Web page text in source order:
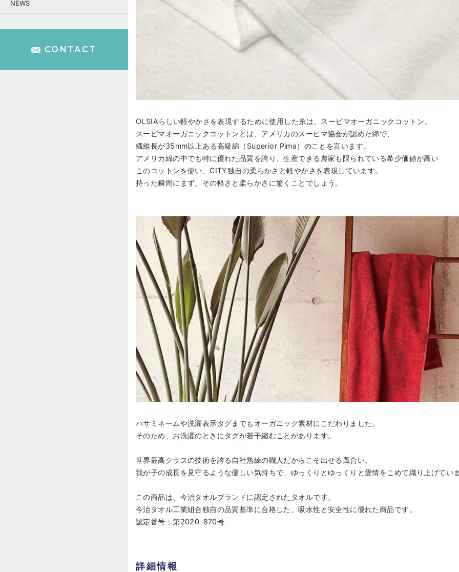
NEWS
CONTACT
OLSIAらしい軽やかさを表現するために使用した糸は、スーピマオーガニックコットン。
スーピマオーガニックコットンとは、アメリカのスーピマ協会が認めた綿で、
繊維長が35mm以上ある高級綿（Superior Pima）のことを言います。
アメリカ綿の中でも特に優れた品質を誇り、生産できる農家も限られている希少価値が高い
このコットンを使い、CITY独自の柔らかさと軽やかさを表現しています。
持った瞬間にまず、その軽さと柔らかさに驚くことでしょう。
ハサミネームや洗濯表示タグまでもオーガニック素材にこだわりました。
そのため、お洗濯のときにタグが若干縮むことがあります。
世界最高クラスの技術を誇る自社熟練の職人だからこそ出せる風合い。
我が子の成長を見守るような優しい気持ちで、ゆっくりとゆっくりと愛情をこめて織り上げてい
この商品は、今治タオルブランドに認定されたタオルです。
今治タオル工業組合独自の品質基準に合格した、吸水性と安全性に優れた商品です。
認定番号：第2020-870号
詳細情報